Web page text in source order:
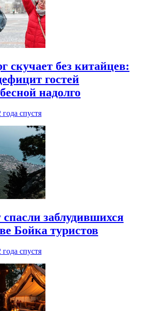
скучает без китайцев:
гостей
надолго
года спустя
заблудившихся
Бойка туристов
года спустя